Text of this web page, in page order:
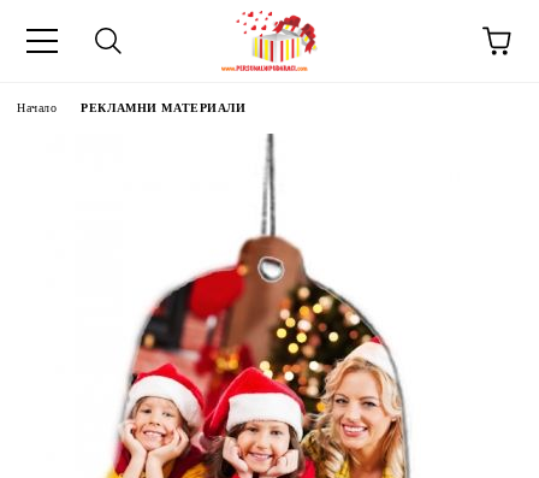
Начало РЕКЛАМНИ МАТЕРИАЛИ